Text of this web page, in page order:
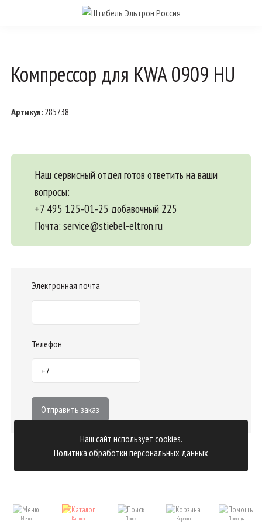
Компрессор для KWA 0909 HU
Артикул: 285738
Наш сервисный отдел готов ответить на ваши
вопросы:
+7 495 125-01-25 добавочный 225
Почта: service@stiebel-eltron.ru
Электронная почта
Телефон
Отправить заказ
Меню Каталог Поиск Корзина Помощь
Наш сайт использует cookies.
Политика обработки персональных данных